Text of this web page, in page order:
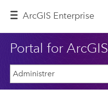
ArcGIS Enterprise
Portal for ArcGIS